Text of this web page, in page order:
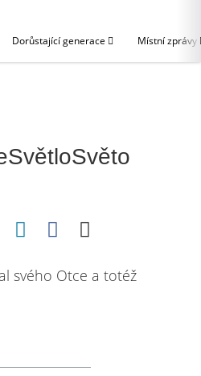
Dorůstající generace Místní zprávy